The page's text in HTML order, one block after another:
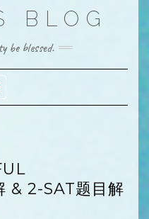
BLOG
be blessed.
Navigation
& 2-SAT题目解